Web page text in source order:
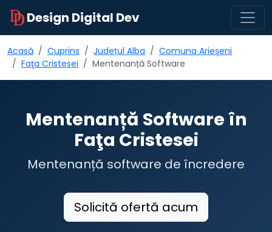
Design Digital Dev
Acasă Cuprins Județul Alba
Comuna Arieşeni
Faţa Cristesei
Mentenanță Software
Mentenanță Software în
Faţa Cristesei
Mentenanță software de încredere
Solicită ofertă acum